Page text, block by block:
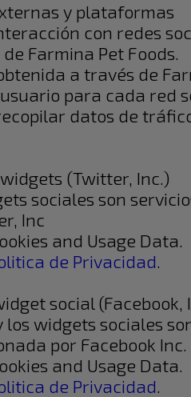
y plataformas
con redes
Farmina Pet Foods.
a través de
para cada red
datos de
(Twitter, Inc.)
sociales son
Inc
and Usage Data.
de Privacidad
social (Facebook,
los widgets sociales
por Facebook Inc.
and Usage Data.
de Privacidad